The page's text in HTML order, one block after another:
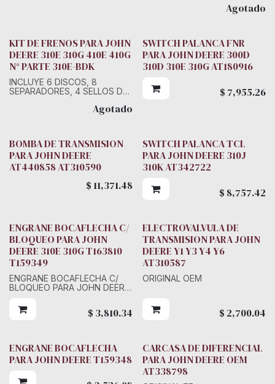
Agotado
KIT DE FRENOS PARA JOHN
DEERE 310E 310G 410E 410G
N° PARTE 310E-BDK
INCLUYE 6 DISCOS, 8
SEPARADORES, 4 SELLOS DE
SECCIONES, 8 ORINGSAgotado
SWITCH PALANCA FNR
PARA JOHN DEERE 300D
310D 310E 310G AT180916
$ 7,955.26
BOMBA DE TRANSMISION
PARA JOHN DEERE
AT440858 AT310590
$ 11,371.48
SWITCH PALANCA TCL
PARA JOHN DEERE 310J
310K AT342722
$ 8,757.42
ENGRANE BOCAFLECHA C/
BLOQUEO PARA JOHN
DEERE 310E 310G T163810
T159349
ENGRANE BOCAFLECHA C/
BLOQUEO PARA JOHN DEERE
$ 3,810.34
ELECTROVALVULA DE
TRANSMISION PARA JOHN
DEERE Y1 Y3 Y4 Y6
AT310587
ORIGINAL OEM
$ 2,700.04
ENGRANE BOCAFLECHA
PARA JOHN DEERE T159348
CARCASA DE DIFERENCIAL
PARA JOHN DEERE OEM
AT338798